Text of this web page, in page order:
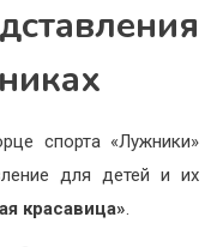
спорта «Лужники»
для детей и их
красавица».